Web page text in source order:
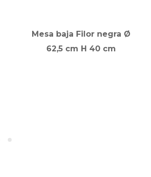
Mesa baja Filor negra Ø
62,5 cm H 40 cm